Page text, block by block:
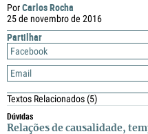
PorCarlos Rocha
25 de novembro de 2016
Partilhar
Facebook
Email
Textos Relacionados(5)
Dúvidas
Relações de causalidade,